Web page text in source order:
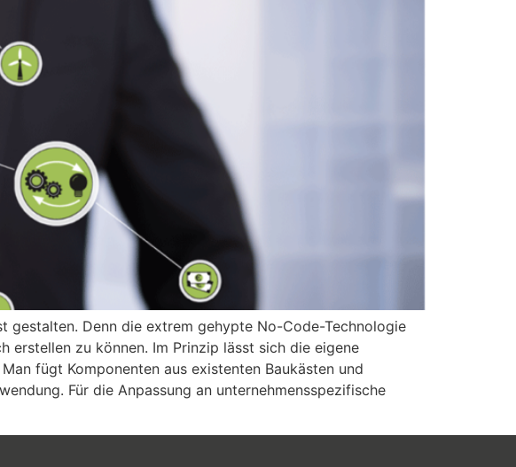
gestalten. Denn die extrem gehypte No-Code-Technologie
erstellen zu können. Im Prinzip lässt sich die eigene
fügt Komponenten aus existenten Baukästen und
Für die Anpassung an unternehmensspezifische